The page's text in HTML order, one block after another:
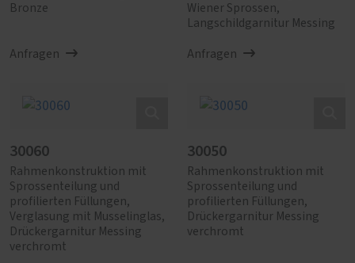
Bronze
Anfragen
Wiener Sprossen,
Langschildgarnitur Messing
Anfragen
30060
Rahmenkonstruktion mit
Sprossenteilung und
profilierten Füllungen,
Verglasung mit Musselinglas,
Drückergarnitur Messing
verchromt
30050
Rahmenkonstruktion mit
Sprossenteilung und
profilierten Füllungen,
Drückergarnitur Messing
verchromt